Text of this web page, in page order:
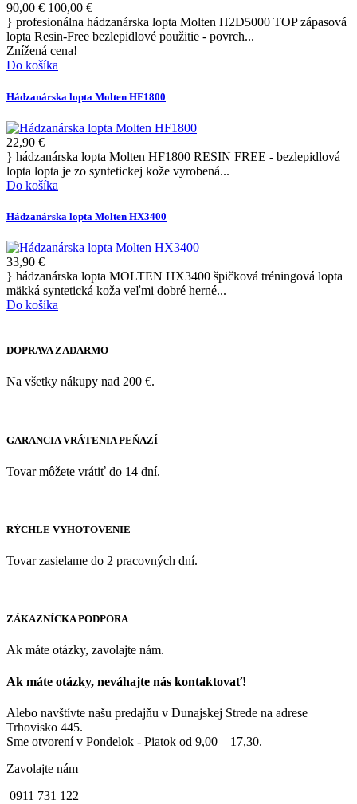
90,00 € 100,00 €
} profesionálna hádzanárska lopta Molten H2D5000 TOP zápasová
lopta Resin-Free bezlepidlové použitie - povrch...
Znížená cena!
Do košíka
Hádzanárska lopta Molten HF1800
22,90 €
} hádzanárska lopta Molten HF1800 RESIN FREE - bezlepidlová
lopta lopta je zo syntetickej kože vyrobená...
Do košíka
Hádzanárska lopta Molten HX3400
33,90 €
} hádzanárska lopta MOLTEN HX3400 špičková tréningová lopta
mäkká syntetická koža veľmi dobré herné...
Do košíka
DOPRAVA ZADARMO
Na všetky nákupy nad 200 €.
GARANCIA VRÁTENIA PEŇAZÍ
Tovar môžete vrátiť do 14 dní.
RÝCHLE VYHOTOVENIE
Tovar zasielame do 2 pracovných dní.
ZÁKAZNÍCKA PODPORA
Ak máte otázky, zavolajte nám.
Ak máte otázky, neváhajte nás kontaktovať!
Alebo navštívte našu predajňu v Dunajskej Strede na adrese
Trhovisko 445.
Sme otvorení v Pondelok - Piatok od 9,00 – 17,30.
Zavolajte nám
0911 731 122